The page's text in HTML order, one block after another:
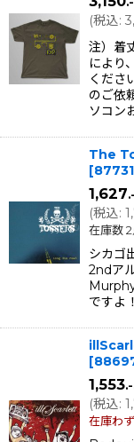
(税込:
注）着
により
くださ
のご依
ソコン
The
[
1,627.-
(税込:
在庫数 2
シカゴ
2ndア
ですよ
[
1,553.-
(税込:
在庫わ